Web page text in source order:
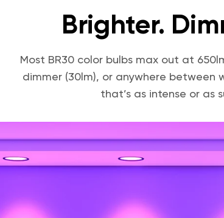
Brighter.
Most BR30 color bulbs max out at
dimmer (30lm), or anywhere
that’s as intense or as